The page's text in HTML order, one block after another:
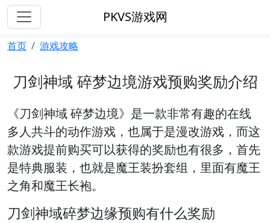
PKVS游戏网
首页 游戏攻略
刀剑神域 碎梦边境游戏预购奖励介绍
《刀剑神域 碎梦边境》是一款非常有趣的在线
多人共斗的动作游戏，也属于是漫改游戏，而这
款游戏提前购买可以获得的奖励也有很多，首先
是特典服装，也就是魔王装扮套组，里面有魔王
之角和魔王长袍。
刀剑神域碎梦边缘预购有什么奖励